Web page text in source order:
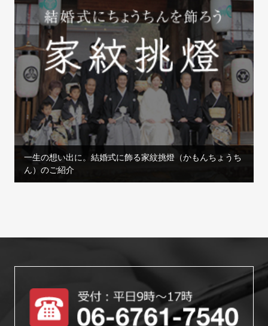
一生の想い出に。結婚式に飾る家紋挑燈（かもんちょうち
ん）のご紹介